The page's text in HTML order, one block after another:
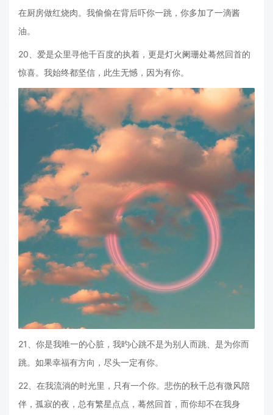
在厨房做红烧肉。我偷偷在背后吓你一跳，你多加了一滴酱
油。
20、爱是众里寻他千百度的执着，更是灯火阑珊处蓦然回首的
惊喜。我始终都坚信，此生无憾，因为有你。
21、你是我唯一的心脏，我旳心跳不是为别人而跳、是为你而
跳。如果幸福有方向，尽头一定有你。
22、在我流淌的时光里，只有一个你。悲伤的秋千总有微风陪
伴，孤寂的夜，总有繁星点点，蓦然回首，而你却不在我身